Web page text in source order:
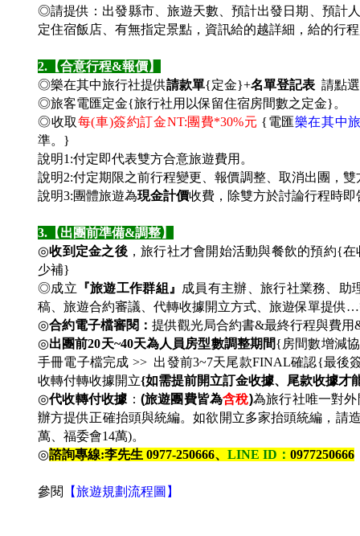
◎請提供：出發縣市、旅遊天數、預計出發日期、預計
定住宿飯店、有無指定景點，資訊給的越詳細，給的行
2. 【合意行程&報價】
◎樂在其中旅行社提供請款單{定金}+名單登記表 請點
◎旅客電匯定金{旅行社用以保留住宿房間數之定金}。
◎收取每(車)簽約訂金NT:團費*30%元 {電匯樂在其中
準。 }
說明1:付定即代表雙方合意旅遊費用。
說明2:付定期限之前行程變更、報價調整、取消出團，
說明3:團體旅遊為現金計價收費，除雙方於討論行程時
3. 【出團前準備&調整】
◎收到定金之後，旅行社才會開始活動與餐飲的預約{
少補}
◎成立 『旅遊工作群組』
成員有主辦、旅行社業務、
稿、旅遊合約審議、代轉收據開立方式、旅遊保單提供
◎合約電子檔審閱： 提供觀光局合約書&最終行程與費
◎出團前20天~40天為人員房型數調整期間{房間數增減
手冊電子檔完成 >> 出發前3~7天尾款FINAL確認{最後
收轉付轉收據開立{如需提前開立訂金收據、尾款收據才
◎代收轉付收據 ： (旅遊團費皆為含稅)為旅行社唯一對
辦方提供正確抬頭與統編。如欲開立多家抬頭統編，請
萬、福委會14萬)。
◎諮詢專線:李先生 0977-250666、 LINE ID ： 0977250666
參閱 【旅遊規劃流程圖】